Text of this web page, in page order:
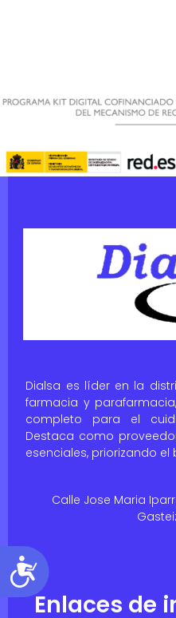
Accesibilidad
Dialsa es líder en la
farmacia y
completo para el
Destaca como
esenciales, priorizando el
Calle Jose Maria
Enlaces de